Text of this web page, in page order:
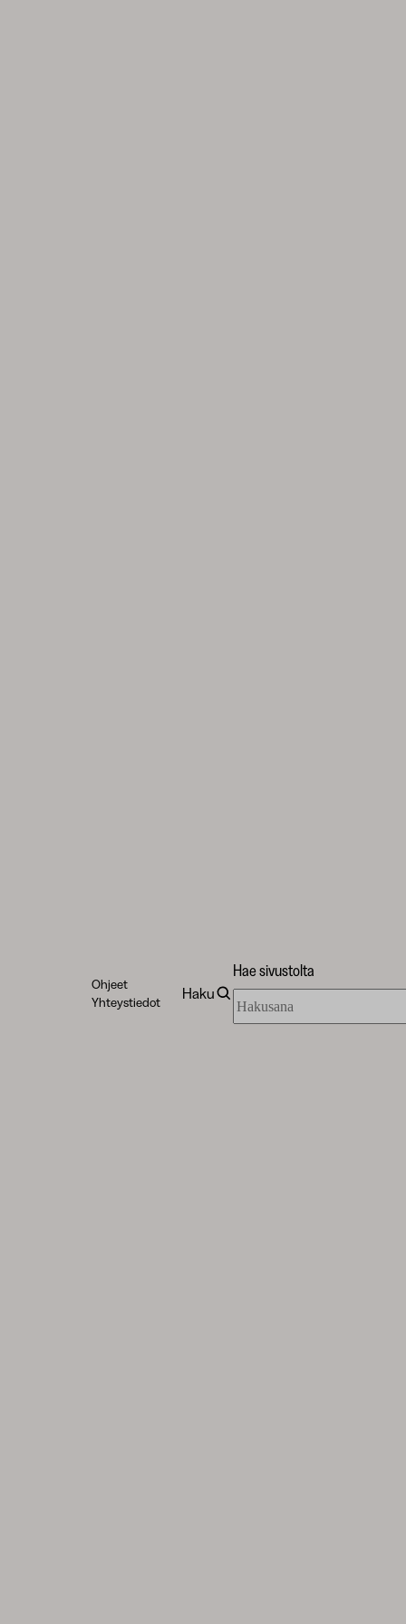
Ohjeet
Yhteystiedot
Haku
Hae sivustolta
sivustolta